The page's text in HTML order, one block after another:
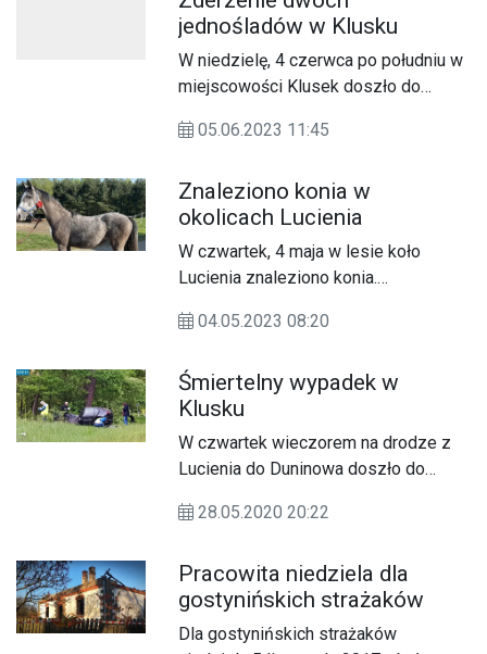
wydaniu wiły więc wianki – symbol
panieństwa - z kwiatów polnych i
ogrodowych, z chabrów, maków,
rumianków, ruty i różyczek,
świeczką i puszczały na wodę,
jedno z piękniejszych polskich świąt
opisywała Barbara Ogrodowska w
swoim monumentalnym dziele pt.:
„Polskie obrzędy i zwyczaje”.
kąpielisk tzw. "Czarny punkt wodny"
oznaczyli niestrzeżone kąpielisko
nad jeziorem Białym w miejscowości
jednośladów w Klusku
W niedzielę, 4 czerwca po południu w
miejscowości Klusek doszło do
Kierujący trafili do szpitala.
05.06.2023 11:45
Znaleziono konia w
okolicach Lucienia
W czwartek, 4 maja w lesie koło
Lucienia znaleziono konia.
stajni w miejscowości Klusek.
04.05.2023 08:20
Śmiertelny wypadek w
Klusku
W czwartek wieczorem na drodze z
Lucienia do Duninowa doszło do
którego na miejscu zginął kierowca.
28.05.2020 20:22
Pracowita niedziela dla
gostynińskich strażaków
Dla gostynińskich strażaków